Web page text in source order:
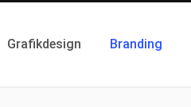
Grafikdesign Branding